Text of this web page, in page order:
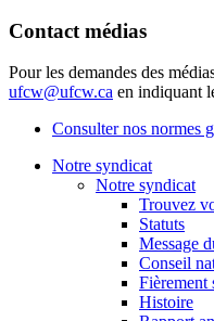
Contact médias
Pour les demandes des
ufcw@ufcw.ca en indiquant
Consulter nos normes
Notre syndicat
Notre syndicat
Trouvez
Statuts
Message
Conseil
Fièrement
Histoire